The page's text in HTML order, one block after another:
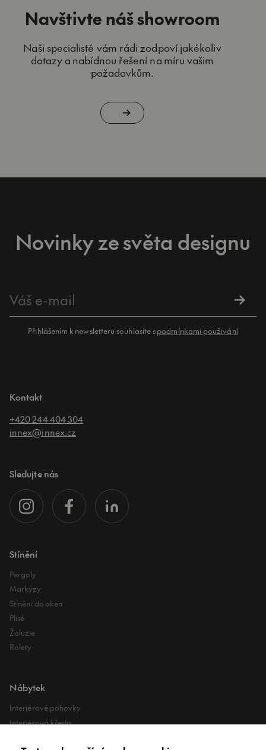
Navštivte náš showroom
Naši specialisté vám rádi zodpoví jakékoliv
dotazy a nabídnou řešení na míru vašim
požadavkům.
Novinky ze světa designu
Přihlášením k newsletteru souhlasíte spodmínkami použivání
Kontakt
+420 244 404 304
innex@innex.cz
Sledujte nás
Stínění
Pergoly
Markýzy
Stínění do oken
Plisé
Žaluzie
Rolety
Nábytek
Interiérové pohovky
Interiérová křesla